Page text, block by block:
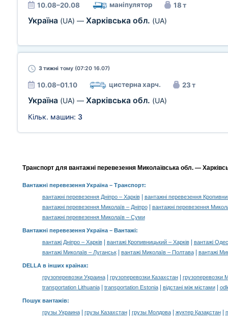
10.08–20.08 маніпулятор 18 т
Україна (UA) — Харківська обл. (UA)
3 тижні тому (07:20 16.07)
10.08–01.10 цистерна харч. 23 т
Україна (UA) — Харківська обл. (UA)
Кільк. машин: 3
Транспорт для вантажні перевезення Миколаївська обл. —
Вантажні перевезення Україна– Транспорт:
вантажні перевезення Дніпро – Харків|
вантажні перевезення
вантажні перевезення Миколаїв – Дніпро|
вантажні перевезення
вантажні перевезення Миколаїв – Суми
Вантажні перевезення Україна – Вантажі:
вантажі Дніпро – Харків| вантажі Кропивницький – Харків|
вантажі
вантажі Миколаїв – Луганськ| вантажі Миколаїв – Полтава| вантажі
DELLA в інших країнах:
грузоперевозки Украина| грузоперевозки Казахстан|
грузоперевозки
transportation Lithuania| transportation Estonia| відстані між містами|
Пошук вантажів:
грузы Украина| грузы Казахстан| грузы Молдова| жүктер Қазақстан|